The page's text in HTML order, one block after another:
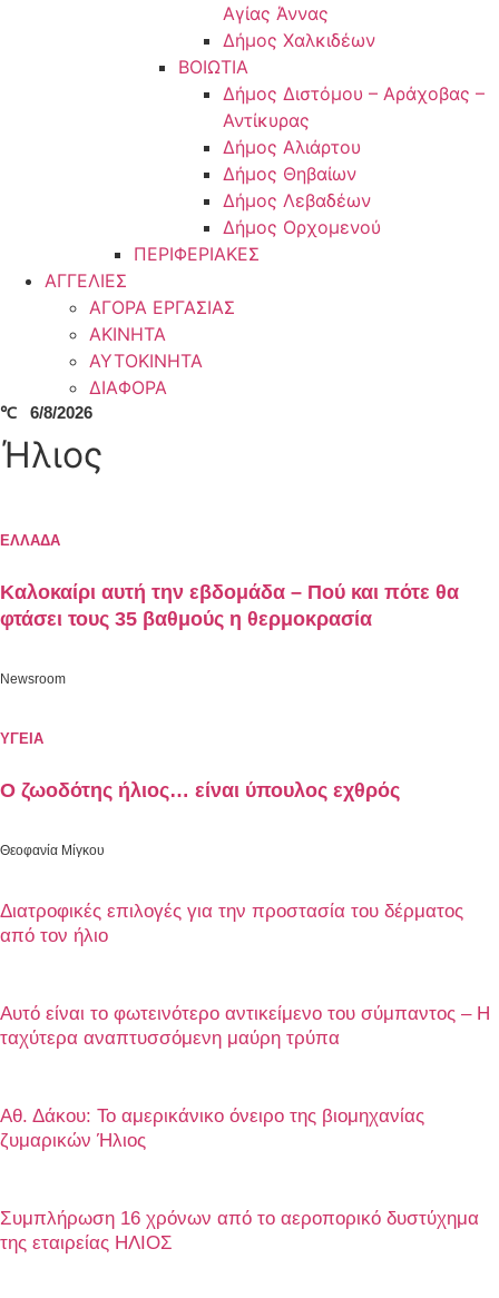
Αγίας Άννας
Δήμος Χαλκιδέων
ΒΟΙΩΤΙΑ
Δήμος Διστόμου – Αράχοβας –
Αντίκυρας
Δήμος Αλιάρτου
Δήμος Θηβαίων
Δήμος Λεβαδέων
Δήμος Ορχομενού
ΠΕΡΙΦΕΡΙΑΚΕΣ
ΑΓΓΕΛΙΕΣ
ΑΓΟΡΑ ΕΡΓΑΣΙΑΣ
ΑΚΙΝΗΤΑ
ΑΥΤΟΚΙΝΗΤΑ
ΔΙΑΦΟΡΑ
℃ 6/8/2026
Ήλιος
ΕΛΛΑΔΑ
Καλοκαίρι αυτή την εβδομάδα – Πού και πότε θα
φτάσει τους 35 βαθμούς η θερμοκρασία
Newsroom
ΥΓΕΙΑ
Ο ζωοδότης ήλιος… είναι ύπουλος εχθρός
Θεοφανία Μίγκου
Διατροφικές επιλογές για την προστασία του δέρματος
από τον ήλιο
Αυτό είναι το φωτεινότερο αντικείμενο του σύμπαντος – Η
ταχύτερα αναπτυσσόμενη μαύρη τρύπα
Αθ. Δάκου: Το αμερικάνικο όνειρο της βιομηχανίας
ζυμαρικών Ήλιος
Συμπλήρωση 16 χρόνων από το αεροπορικό δυστύχημα
της εταιρείας ΗΛΙΟΣ